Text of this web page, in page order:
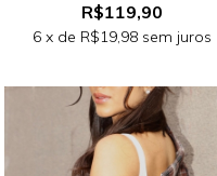
R$119,90
6x de R$19,98sem juros